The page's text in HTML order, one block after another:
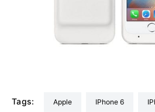
Tags: Apple iPhone 6